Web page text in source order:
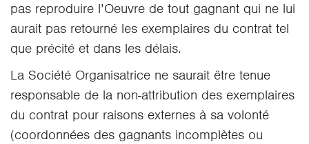
pas reproduire l’Oeuvre de tout gagnant qui ne lui
aurait pas retourné les exemplaires du contrat tel
que précité et dans les délais.
La Société Organisatrice ne saurait être tenue
responsable de la non-attribution des exemplaires
du contrat pour raisons externes à sa volonté
(coordonnées des gagnants incomplètes ou